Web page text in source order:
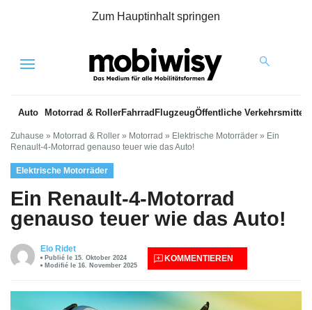
Zum Hauptinhalt springen
Menu
Auto Motorrad & RollerFahrrad FlugzeugÖffentliche Verkehrsmittel
Zuhause » Motorrad & Roller » Motorrad » Elektrische Motorräder » Ein
Renault-4-Motorrad genauso teuer wie das Auto!
Elektrische Motorräder
Ein Renault-4-Motorrad
genauso teuer wie das Auto!
Elo Ridet
Publié le 15. Oktober 2024
Modifié le 16. November 2025
KOMMENTIEREN